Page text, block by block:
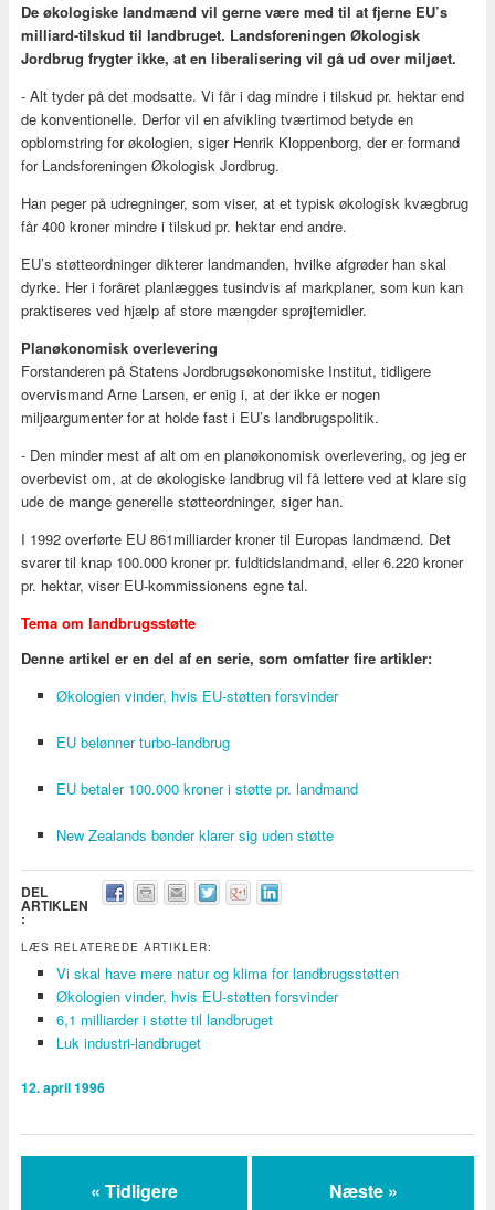
De økologiske landmænd vil gerne være med til at fjerne EU’s
milliard-tilskud til landbruget. Landsforeningen Økologisk
Jordbrug frygter ikke, at en liberalisering vil gå ud over miljøet.
- Alt tyder på det modsatte. Vi får i dag mindre i tilskud pr. hektar end
de konventionelle. Derfor vil en afvikling tværtimod betyde en
opblomstring for økologien, siger Henrik Kloppenborg, der er formand
for Landsforeningen Økologisk Jordbrug.
Han peger på udregninger, som viser, at et typisk økologisk kvægbrug
får 400 kroner mindre i tilskud pr. hektar end andre.
EU’s støtteordninger dikterer landmanden, hvilke afgrøder han skal
dyrke. Her i foråret planlægges tusindvis af markplaner, som kun kan
praktiseres ved hjælp af store mængder sprøjtemidler.
Planøkonomisk overlevering
Forstanderen på Statens Jordbrugsøkonomiske Institut, tidligere
overvismand Arne Larsen, er enig i, at der ikke er nogen
miljøargumenter for at holde fast i EU’s landbrugspolitik.
- Den minder mest af alt om en planøkonomisk overlevering, og jeg er
overbevist om, at de økologiske landbrug vil få lettere ved at klare sig
ude de mange generelle støtteordninger, siger han.
I 1992 overførte EU 861milliarder kroner til Europas landmænd. Det
svarer til knap 100.000 kroner pr. fuldtidslandmand, eller 6.220 kroner
pr. hektar, viser EU-kommissionens egne tal.
Tema om landbrugsstøtte
Denne artikel er en del af en serie, som omfatter fire artikler:
Økologien vinder, hvis EU-støtten forsvinder
EU belønner turbo-landbrug
EU betaler 100.000 kroner i støtte pr. landmand
New Zealands bønder klarer sig uden støtte
DEL
ARTIKLEN
:
LÆS RELATEREDE ARTIKLER:
Vi skal have mere natur og klima for landbrugsstøtten
Økologien vinder, hvis EU-støtten forsvinder
6,1 milliarder i støtte til landbruget
Luk industri-landbruget
12. april 1996
« Tidligere Næste »